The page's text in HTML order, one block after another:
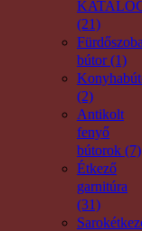
(21)
Fürdőszoba
bútor (1)
(2)
Antikolt
fenyő
bútorok (7)
Étkező
garnitúra
(31)